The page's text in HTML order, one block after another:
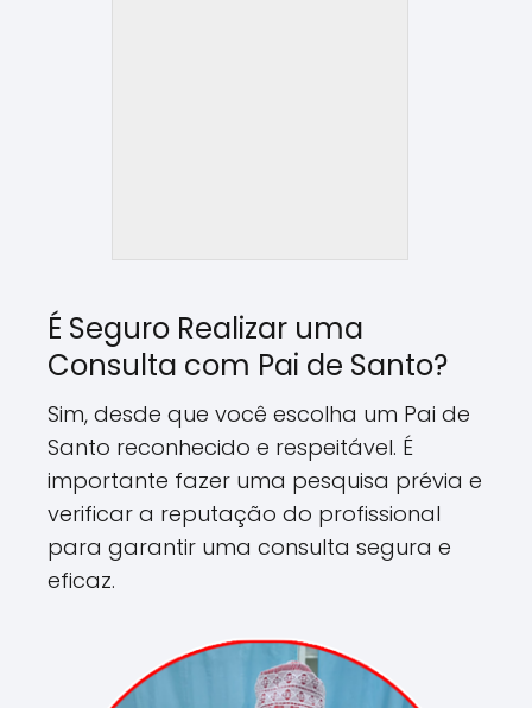
É Seguro Realizar uma
Consulta com Pai de Santo?
Sim, desde que você escolha um Pai de
Santo reconhecido e respeitável. É
importante fazer uma pesquisa prévia e
verificar a reputação do profissional
para garantir uma consulta segura e
eficaz.